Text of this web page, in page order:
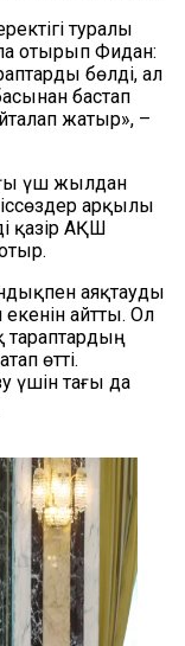
туралы
отырып Фидан:
бөлді, ал
бастап
жатыр», –
үш жылдан
арқылы
қазір АҚШ
аяқтауды
айтты. Ол
тараптардың
өтті.
үшін тағы да